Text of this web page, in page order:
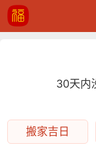
30天内
搬家吉日